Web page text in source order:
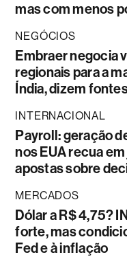
mas com menos
NEGÓCIOS
Embraer negocia
regionais para a
Índia, dizem
INTERNACIONAL
Payroll: geração
nos EUA recua
apostas sobre
MERCADOS
Dólar a R$ 4,75?
forte, mas
Fed e à inflação